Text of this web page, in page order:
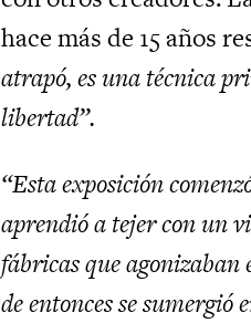
hace más de 15 años
atrapó, es una técnica
libertad”.
“Esta exposición
aprendió a tejer con un
fábricas que agonizaban
de entonces se